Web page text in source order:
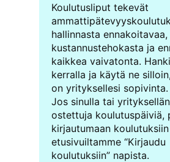
Koulutusliput tekevät
hallinnasta ennakoitavaa,
kustannustehokasta ja
kaikkea vaivatonta.
kerralla ja käytä ne
on yrityksellesi sopivinta.
Jos sinulla tai
ostettuja koulutuspäiviä,
kirjautumaan koulutuksiin
etusivuiltamme “Kirjaudu
koulutuksiin” napista.